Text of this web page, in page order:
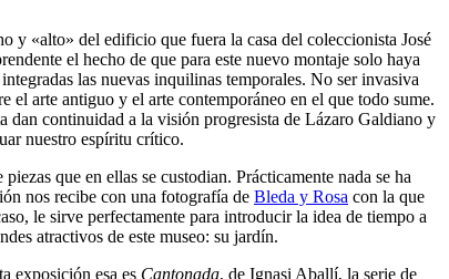
y «alto» del edificio que fuera la casa del coleccionista José
el hecho de que para este nuevo montaje solo haya
las nuevas inquilinas temporales. No ser invasiva
arte antiguo y el arte contemporáneo en el que todo sume.
dan continuidad a la visión progresista de Lázaro Galdiano y
nuestro espíritu crítico.
que en ellas se custodian. Prácticamente nada se ha
nos recibe con una fotografía de Bleda y Rosa con la que
le sirve perfectamente para introducir la idea de tiempo a
atractivos de este museo: su jardín.
exposición esa es Cantonada, de Ignasi Aballí, la serie de